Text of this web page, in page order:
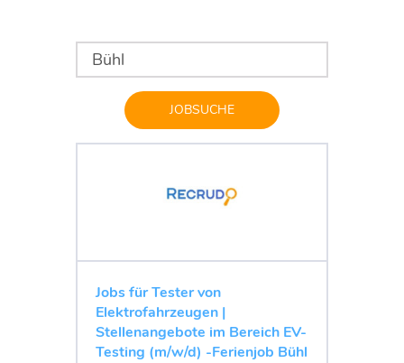
JOBSUCHE
Jobs für Tester von
Elektrofahrzeugen |
Stellenangebote im Bereich EV-
Testing (m/w/d) -Ferienjob Bühl